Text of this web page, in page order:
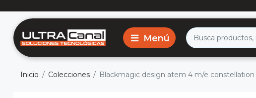
Inicio Colecciones Blackmagic design atem 4 m/e